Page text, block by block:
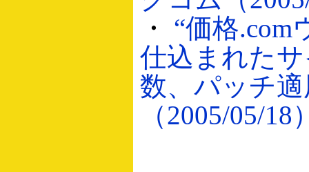
・ “価格.com
仕込まれた
数、パッチ
（2005/05/18